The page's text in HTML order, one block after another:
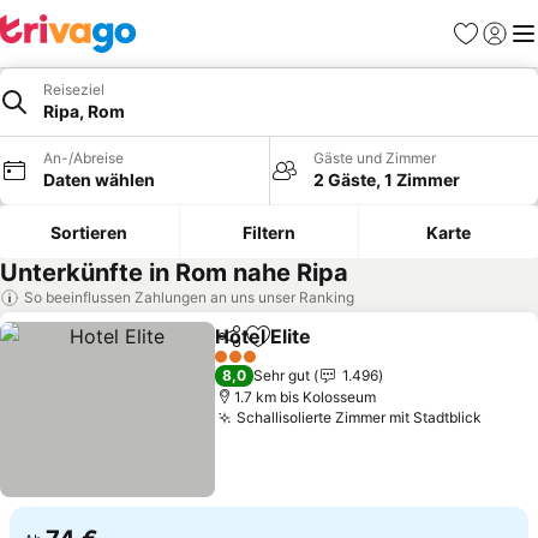
Favoriten
Reiseziel
Ripa, Rom
An-/Abreise
Daten wählen
Gäste und Zimmer
2 Gäste, 1 Zimmer
Sortieren Filtern Karte
Unterkünfte in Rom nahe Ripa
So beeinflussen Zahlungen an uns unser Ranking
TeilenZu Favoriten hinzufügen
Hotel Elite
3 Sterne
8,0 Sehr gut
1.496
1.7 km bis Kolosseum
Schallisolierte Zimmer mit Stadtblick